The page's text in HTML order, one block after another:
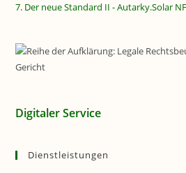
7. Der neue Standard II - Autarky.Solar NF
Digitaler Service
Dienstleistungen